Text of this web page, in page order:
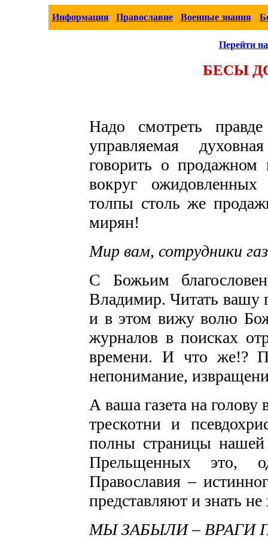
Информация Православие Военные знания
Перейти
БЕСЫ
Надо смотреть
управляемая
говорить о продажном
вокруг ожидовленных
толпы столь же
мирян!
Мир вам, сотрудники
С Божьим
Владимир. Читать вашу
и в этом вижу волю
журналов в поисках
времени. И что же!?
непонимание,
А ваша газета на
трескотни и
полны страницы нашей
Прельщенных это,
Православия –
представляют и знать не
МЫ ЗАБЫЛИ – ВРАГИ